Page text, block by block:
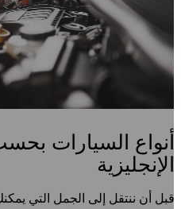
أنواع السيارات بحسب
الإنجليزية
قبل أن ننتقل إلى الجمل التي